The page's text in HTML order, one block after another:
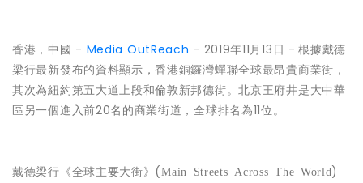
香港，中國 - Media OutReach - 2019年11月13日 - 根據戴德
梁行最新發布的資料顯示，香港銅鑼灣蟬聯全球最昂貴商業街，
其次為紐約第五大道上段和倫敦新邦德街。北京王府井是大中華
區另一個進入前20名的商業街道，全球排名為11位。
戴德梁行《全球主要大街》(Main Streets Across The World)